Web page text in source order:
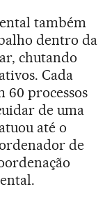
também
dentro da
chutando
Cada
60 processos
de uma
até o
de